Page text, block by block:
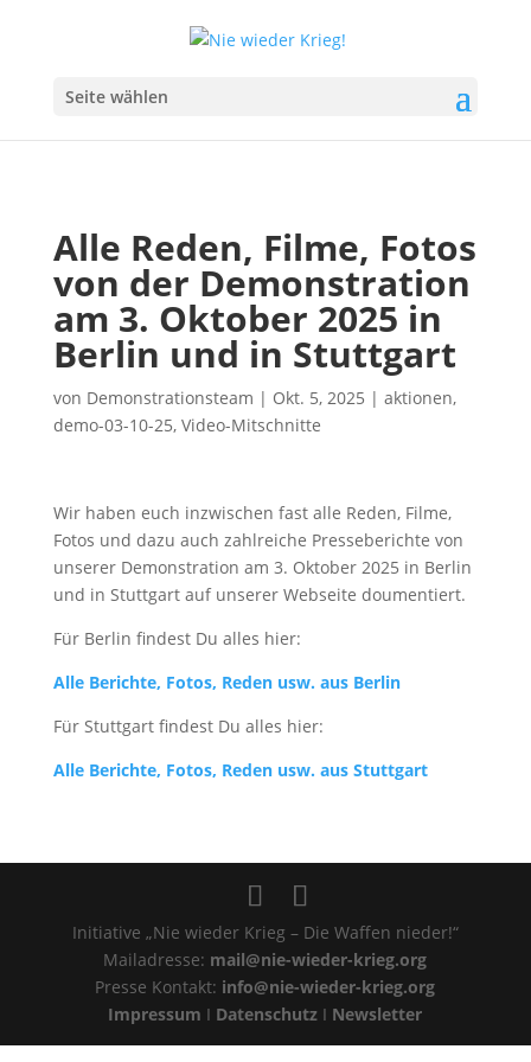
Seite wählen
Alle Reden, Filme, Fotos
von der Demonstration
am 3. Oktober 2025 in
Berlin und in Stuttgart
von Demonstrationsteam | Okt. 5, 2025 | aktionen,
demo-03-10-25, Video-Mitschnitte
Wir haben euch inzwischen fast alle Reden, Filme,
Fotos und dazu auch zahlreiche Presseberichte von
unserer Demonstration am 3. Oktober 2025 in Berlin
und in Stuttgart auf unserer Webseite doumentiert.
Für Berlin findest Du alles hier:
Alle Berichte, Fotos, Reden usw. aus Berlin
Für Stuttgart findest Du alles hier:
Alle Berichte, Fotos, Reden usw. aus Stuttgart
Initiative „Nie wieder Krieg – Die Waffen nieder!“
Mailadresse: mail@nie-wieder-krieg.org
Presse Kontakt: info@nie-wieder-krieg.org
Impressum I Datenschutz I Newsletter